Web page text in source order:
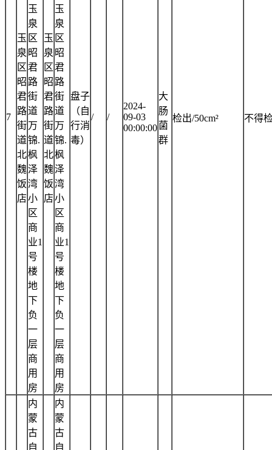
7
玉
泉
区
昭
君
路
街
道
北
魏
饭
店
玉
泉
区
昭
君
路
街
道
万
锦.
枫
泽
湾
小
区
商
业1
号
楼
地
下
负
一
层
商
用
房
玉
泉
区
昭
君
路
街
道
北
魏
饭
店
玉
泉
区
昭
君
路
街
道
万
锦.
枫
泽
湾
小
区
商
业1
号
楼
地
下
负
一
层
商
用
房
盘子
（自
行消
毒）
/ /
2024-
09-03
00:00:00
大
肠
菌
群
检出/50cm² 不得
内
蒙
古
自
内
蒙
古
自